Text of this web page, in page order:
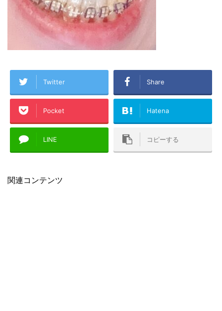
Twitter Share
Pocket Hatena
LINE コピーする
関連コンテンツ